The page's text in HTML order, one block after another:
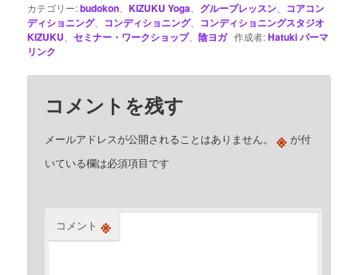
カテゴリー:budokon 、KIZUKU Yoga グループレッスン
コアコン
ディショニング、 コンディショニング、 コンディショニングスタジオ
KIZUKU 、セミナー・ワークショップ、陰ヨガ作成者:Hatukiパーマ
リンク
コメントを残す
メールアドレスが公開されることはありません。 ※ が付
いている欄は必須項目です
コメント ※